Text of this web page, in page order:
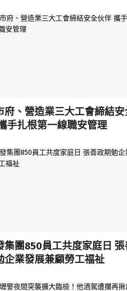
府、營造業三大工會締結安
手扎根第一線職安管理
集團850員工共度家庭日 張
企業發展兼顧勞工福祉